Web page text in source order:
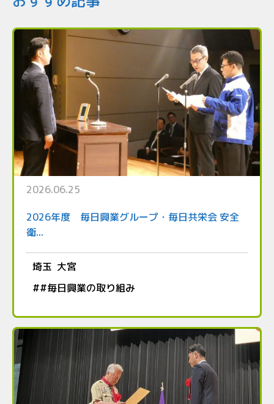
2026.06.25
2026年度 毎日興業グループ・毎日共栄会 安全
衛...
埼玉 大宮
##毎日興業の取り組み